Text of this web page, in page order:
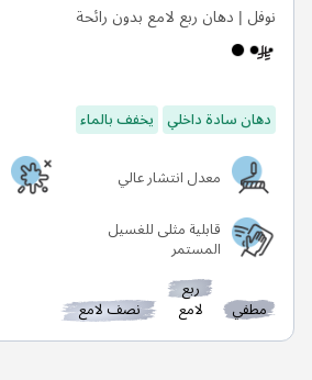
نوفل | دهان ربع لامع بدون رائحة
دهان سادة داخلي يخفف بالماء
معدل انتشار عالي
قابلية مثلى للغسيل
المستمر
مطفي
ربع
لامع نصف لامع